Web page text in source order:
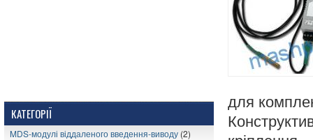
КАТЕГОРІЇ
MDS-модулі віддаленого введення-виводу (2)
для